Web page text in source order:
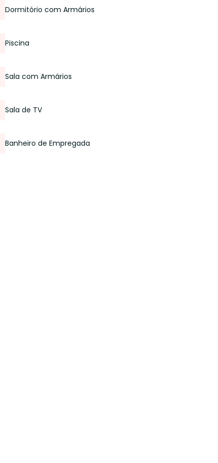
Dormitório com Armários
Piscina
Sala com Armários
Sala de TV
Banheiro de Empregada